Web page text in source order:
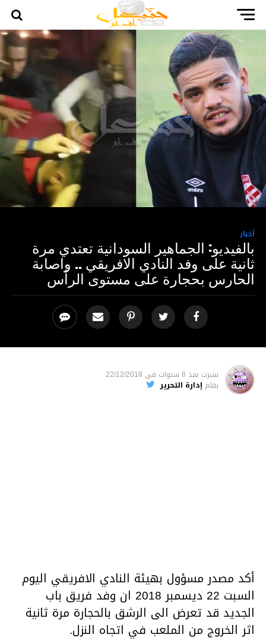
أخبار
بالفيديو: الجماهير السودانية تعتدي مرة
ثانية على وفد النادي الافريقي .. واصابة
الحارس بحجارة على مستوى الرأس
نشرت منذ 8 سنوات فى 22/12/2018
بقلم إدارة التحرير
أكد مصدر مسؤول بهيئة النادي الافريقي اليوم
السبت 22 ديسمبر 2018 ان وفد فريق باب
الجديد قد تعرض الى الرشق بالحجارة مرة ثانية
اثر الخروج من الملعب في اتجاه النزل.